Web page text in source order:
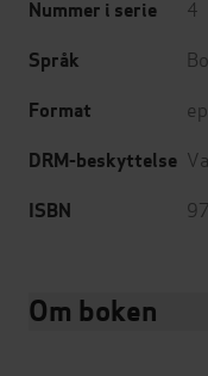
Nummer i serie 4
Språk
Format
DRM-beskyttelse
ISBN
Om boken